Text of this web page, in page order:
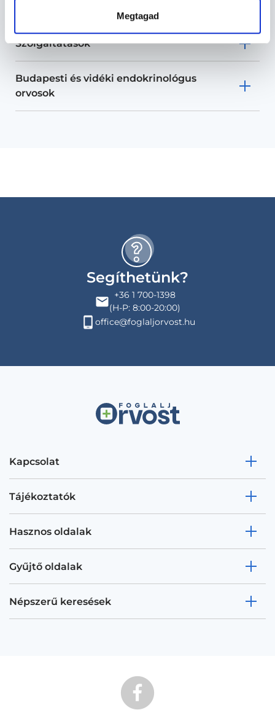
Megtagad
Szolgáltatások
Budapesti és vidéki endokrinológus
orvosok
Segíthetünk?
+36 1 700-1398
(H-P: 8:00-20:00)
office@foglaljorvost.hu
Kapcsolat
Tájékoztatók
Hasznos oldalak
Gyűjtő oldalak
Népszerű keresések